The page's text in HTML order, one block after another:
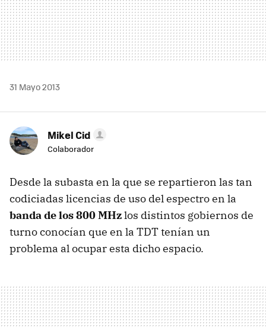
31 Mayo 2013
Mikel Cid
Colaborador
Desde la subasta en la que se repartieron las tan
codiciadas licencias de uso del espectro en la
banda de los 800 MHzlos distintos gobiernos de
turno conocían que en la TDT tenían un
problema al ocupar esta dicho espacio.